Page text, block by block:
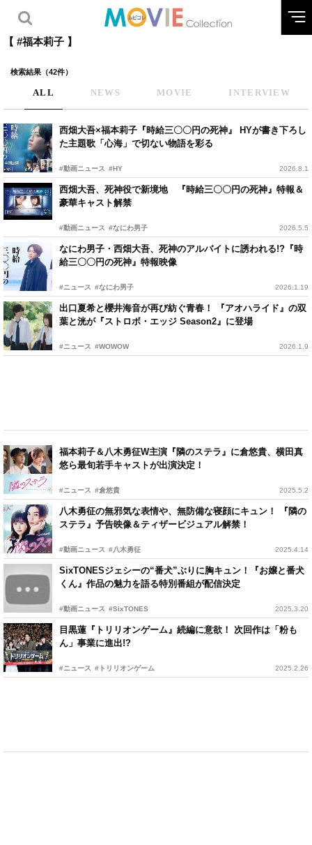
【 #福本莉子 】
検索結果（42件）
ALL NEWS MOVIE INTERVIEW
西畑大吾×福本莉子『時給三〇〇円の死神』 HYが書き下ろし
た主題歌「心海」で切ない物語を彩る
#動画ニュース #HY 2026.8.1
西畑大吾、死神役で新境地 『時給三〇〇円の死神』特報＆
豪華キャスト解禁
#動画ニュース #なにわ男子 2026.5.5
なにわ男子・西畑大吾、死神のアルバイトに誘われる!?『時
給三〇〇円の死神』特報映像
#ニュース #なにわ男子 2026.1.19
出口夏希と櫻井海音が再び紡ぐ青春！ 『アオハライド』の双
葉と洸が『ストロボ・エッジ Season2』に登場
#ニュース #WOWOW 2026.1.9
福本莉子＆八木勇征W主演『隣のステラ』に倉悠貴、横田真
悠ら最旬若手キャストが出演決定！
#ニュース #倉悠貴 2025.5.2
八木勇征の無邪気な表情や、無防備な寝顔にキュン！ 『隣の
ステラ』予告映像＆ティザービジュアル解禁！
#動画ニュース #八木勇征 2025.4.14
SixTONESジェシーの“番犬”ぶりに胸キュン！『お嬢と番犬
くん』作品の魅力を語る特別番組が配信決定
#動画ニュース #SixTONES 2025.3.20
目黒蓮『トリリオンゲーム』続編に意欲！ 次回作は「粉も
ん」事業に進出!?
#ニュース #トリリオンゲーム 2025.2.26